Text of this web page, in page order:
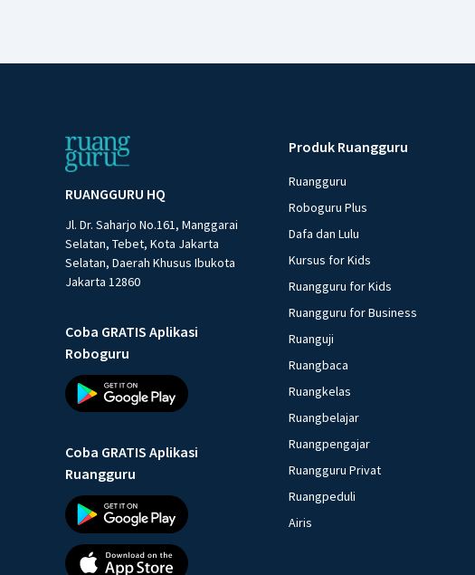
RUANGGURU HQ
Jl. Dr. Saharjo No.161, Manggarai
Selatan, Tebet, Kota Jakarta
Selatan, Daerah Khusus Ibukota
Jakarta 12860
Coba GRATIS Aplikasi
Roboguru
Coba GRATIS Aplikasi
Ruangguru
Produk Ruangguru
Ruangguru
Roboguru Plus
Dafa dan Lulu
Kursus for Kids
Ruangguru for Kids
Ruangguru for Business
Ruanguji
Ruangbaca
Ruangkelas
Ruangbelajar
Ruangpengajar
Ruangguru Privat
Ruangpeduli
Airis